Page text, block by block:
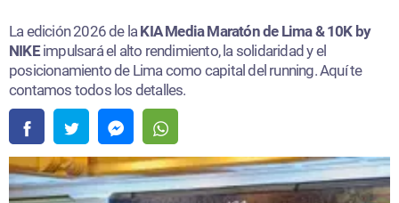
La edición 2026 de la KIA Media Maratón de Lima & 10K by
NIKEimpulsará el alto rendimiento, la solidaridad y el
posicionamiento de Lima como capital del running. Aquí te
contamos todos los detalles.